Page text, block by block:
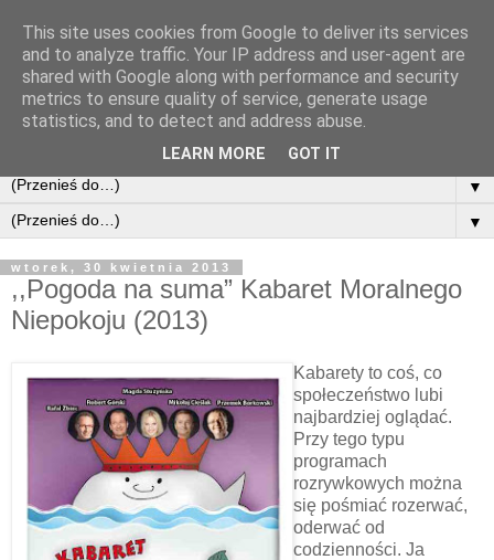
▼
▼
wtorek, 30 kwietnia 2013
,,Pogoda na suma” Kabaret Moralnego
Niepokoju (2013)
Kabarety to coś, co
społeczeństwo lubi
najbardziej oglądać.
Przy tego typu
programach
rozrywkowych można
się pośmiać rozerwać,
oderwać od
codzienności. Ja
This site uses cookies from Google to deliver its services
and to analyze traffic. Your IP address and user-agent are
shared with Google along with performance and security
metrics to ensure quality of service, generate usage
statistics, and to detect and address abuse.
LEARN MORE GOT IT